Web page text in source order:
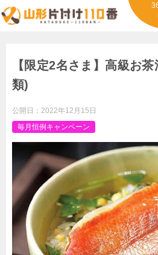
【限定2名さま】高級お
類)
公開日： 2022年12月15日
毎月恒例キャンペーン